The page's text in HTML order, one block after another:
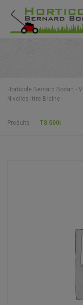
Horticole Bernard Bodart -
Nivelles Ittre Braine
Produits TS 500i